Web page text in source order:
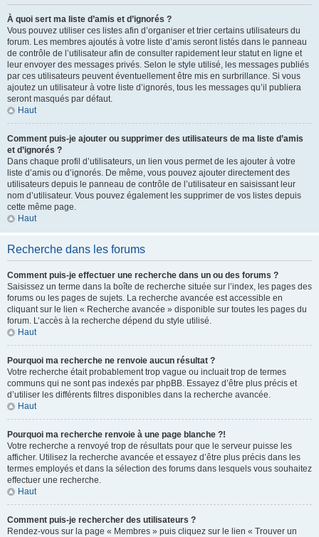
À quoi sert ma liste d’amis et d’ignorés ?
Vous pouvez utiliser ces listes afin d’organiser et trier certains utilisateurs du
forum. Les membres ajoutés à votre liste d’amis seront listés dans le panneau
de contrôle de l’utilisateur afin de consulter rapidement leur statut en ligne et
leur envoyer des messages privés. Selon le style utilisé, les messages publiés
par ces utilisateurs peuvent éventuellement être mis en surbrillance. Si vous
ajoutez un utilisateur à votre liste d’ignorés, tous les messages qu’il publiera
seront masqués par défaut.
Haut
Comment puis-je ajouter ou supprimer des utilisateurs de ma liste d’amis
et d’ignorés ?
Dans chaque profil d’utilisateurs, un lien vous permet de les ajouter à votre
liste d’amis ou d’ignorés. De même, vous pouvez ajouter directement des
utilisateurs depuis le panneau de contrôle de l’utilisateur en saisissant leur
nom d’utilisateur. Vous pouvez également les supprimer de vos listes depuis
cette même page.
Haut
Recherche dans les forums
Comment puis-je effectuer une recherche dans un ou des forums ?
Saisissez un terme dans la boîte de recherche située sur l’index, les pages des
forums ou les pages de sujets. La recherche avancée est accessible en
cliquant sur le lien « Recherche avancée » disponible sur toutes les pages du
forum. L’accès à la recherche dépend du style utilisé.
Haut
Pourquoi ma recherche ne renvoie aucun résultat ?
Votre recherche était probablement trop vague ou incluait trop de termes
communs qui ne sont pas indexés par phpBB. Essayez d’être plus précis et
d’utiliser les différents filtres disponibles dans la recherche avancée.
Haut
Pourquoi ma recherche renvoie à une page blanche ?!
Votre recherche a renvoyé trop de résultats pour que le serveur puisse les
afficher. Utilisez la recherche avancée et essayez d’être plus précis dans les
termes employés et dans la sélection des forums dans lesquels vous souhaitez
effectuer une recherche.
Haut
Comment puis-je rechercher des utilisateurs ?
Rendez-vous sur la page « Membres » puis cliquez sur le lien « Trouver un